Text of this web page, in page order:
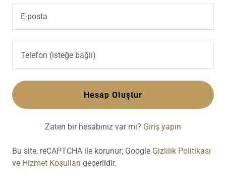
Hesap Oluştur
Zaten bir hesabınız var mı? Giriş yapın
Bu site, reCAPTCHA ile korunur; Google Gizlilik Politikası
ve Hizmet Koşulları geçerlidir.